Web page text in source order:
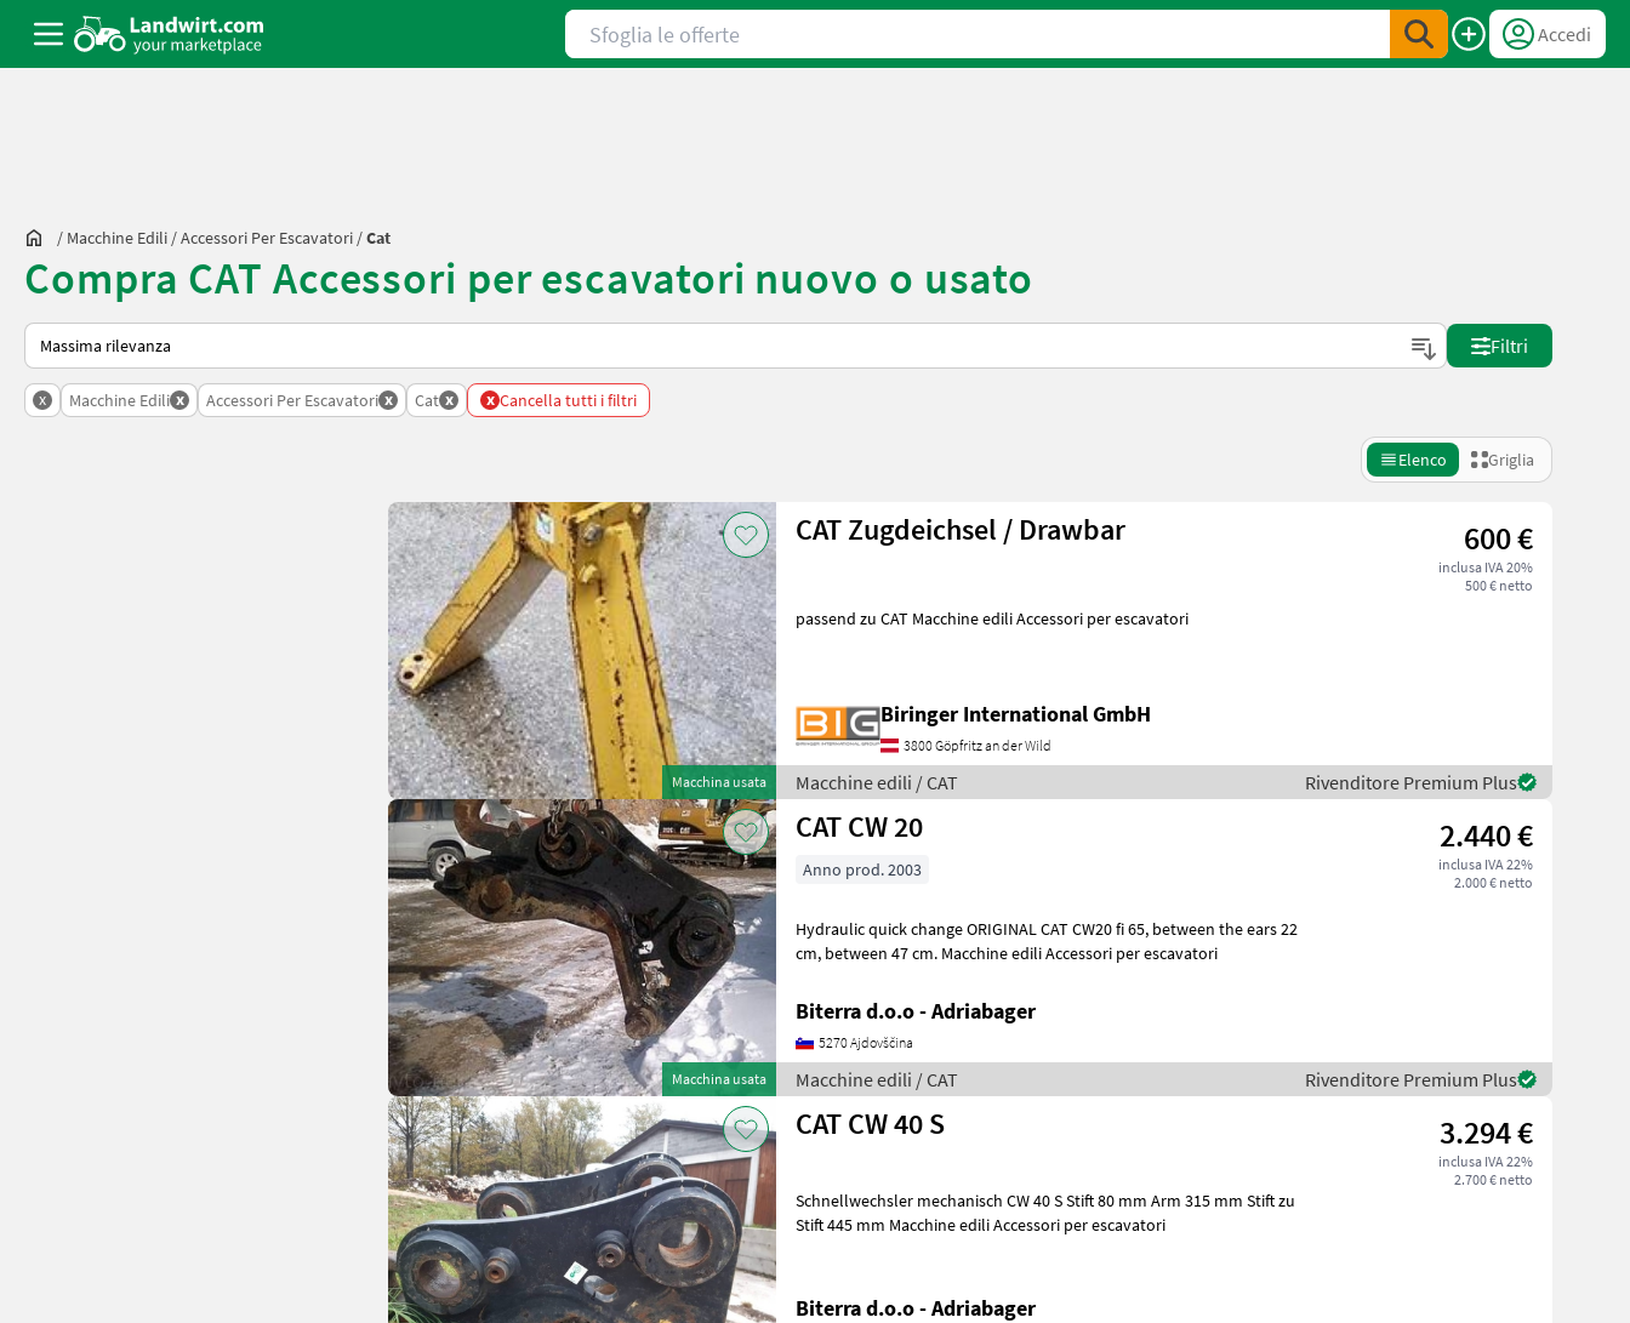
Sfoglia le offerte
Accedi
/ Macchine Edili /Accessori Per Escavatori /Cat
Compra CAT Accessori per escavatori nuovo o usato
Ecco come viene ordinato su Landwirt.com
Filtri
x Macchine Edili x Accessori Per Escavatori x Cat x x Cancella tutti i filtri
Elenco Griglia
Macchina usata
CAT Zugdeichsel / Drawbar 600 €
inclusa IVA 20%
500 € netto
passend zu CAT Macchine edili Accessori per escavatori
Biringer International GmbH
3800 Göpfritz an der Wild
Macchine edili / CAT Rivenditore Premium Plus
Macchina usata
CAT CW 20 2.440 €
inclusa IVA 22%
2.000 € netto
Anno prod. 2003
Hydraulic quick change ORIGINAL CAT CW20 fi 65, between the ears 22
cm, between 47 cm. Macchine edili Accessori per escavatori
Biterra d.o.o - Adriabager
5270 Ajdovščina
Macchine edili / CAT Rivenditore Premium Plus
CAT CW 40 S 3.294 €
inclusa IVA 22%
2.700 € netto
Schnellwechsler mechanisch CW 40 S Stift 80 mm Arm 315 mm Stift zu
Stift 445 mm Macchine edili Accessori per escavatori
Biterra d.o.o - Adriabager